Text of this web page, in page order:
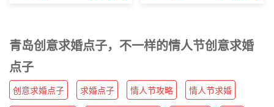
青岛创意求婚点子，不一样的情人节创意求婚
点子
创意求婚点子 求婚点子 情人节攻略 情人节求婚